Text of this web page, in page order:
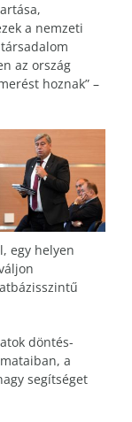
a nemzeti
az ország
hoznak” –
egy helyen
döntés-
a
segítséget